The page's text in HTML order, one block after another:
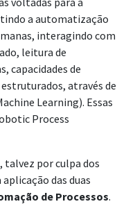
a automatização
interagindo com
leitura de
capacidades de
através de
Learning). Essas
Process
talvez por culpa dos
das duas
de Processos.